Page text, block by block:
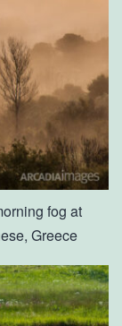
fog at
Greece